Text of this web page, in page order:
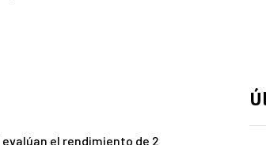
el rendimiento de 2